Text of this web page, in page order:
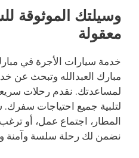
وسيلتك الموثوقة
معقولة
خدمة سيارات الأجرة في
مبارك العبدالله وتبحث عن
لمساعدتك. نقدم رحلات
لتلبية جميع احتياجات
المطار، اجتماع عمل، أو
نضمن لك رحلة سلسة وآمنة